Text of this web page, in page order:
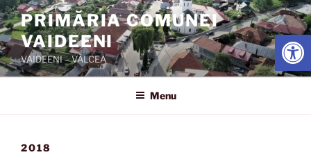
Skip
to
content
PRIMĂRIA COMUNEI
VAIDEENI
VAIDEENI – VÂLCEA
Menu
2018